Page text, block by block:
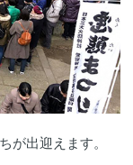
が出迎えます。